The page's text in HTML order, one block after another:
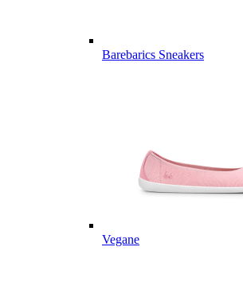
Barebarics Sneakers
Vegane